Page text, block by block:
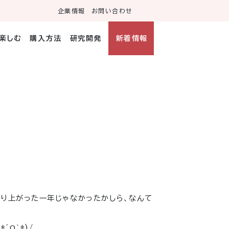
企業情報 お問い合わせ
しむ 購入方法 研究開発 新着情報
上がった一年じゃなかったかしら、なんて